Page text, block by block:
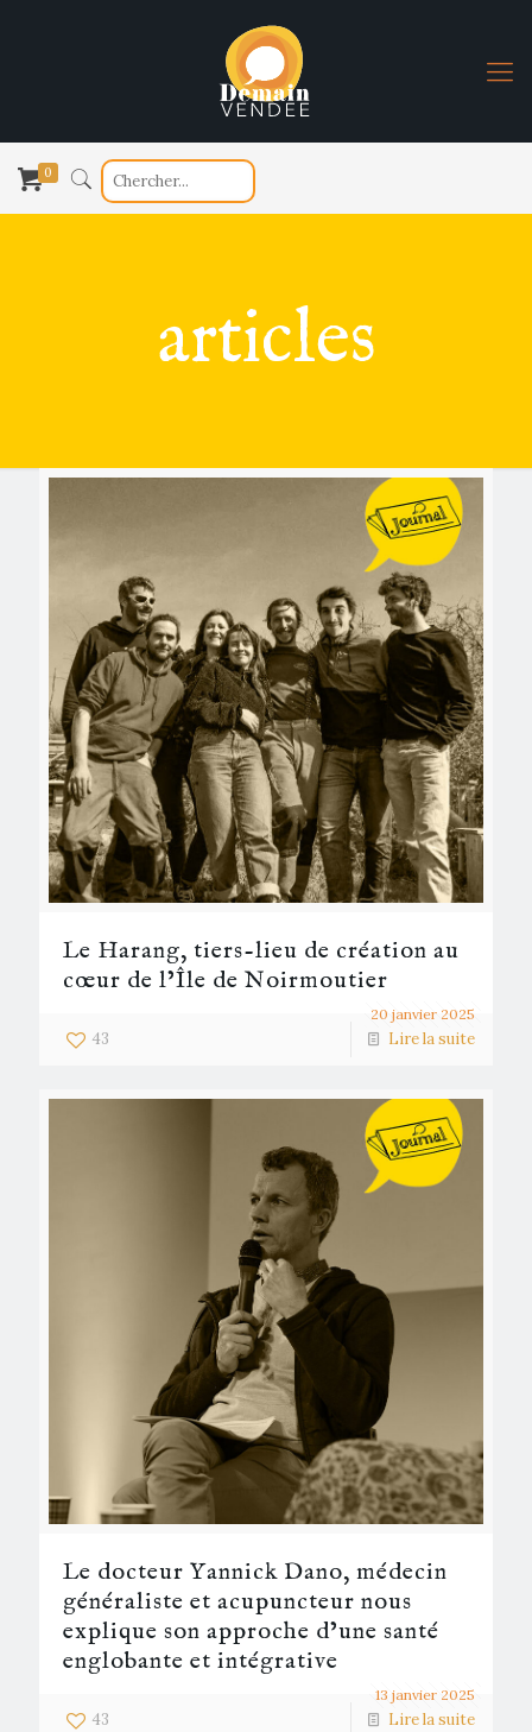
0
articles
20 janvier 2025
Le Harang, tiers-lieu de création au
cœur de l’Île de Noirmoutier
43 Lire la suite
13 janvier 2025
Le docteur Yannick Dano, médecin
généraliste et acupuncteur nous
explique son approche d’une santé
englobante et intégrative
43 Lire la suite